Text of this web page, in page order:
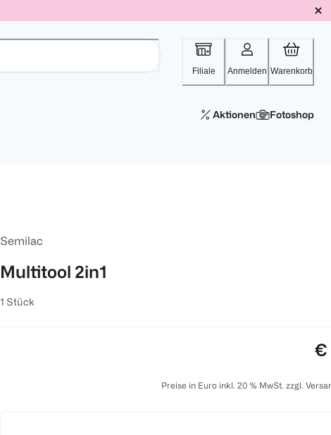
Filiale Anmelden Warenkorb
Aktionen Fotoshop
Semilac
Multitool 2in1
1 Stück
€
Preise in Euro inkl. 20 % MwSt. zzgl.